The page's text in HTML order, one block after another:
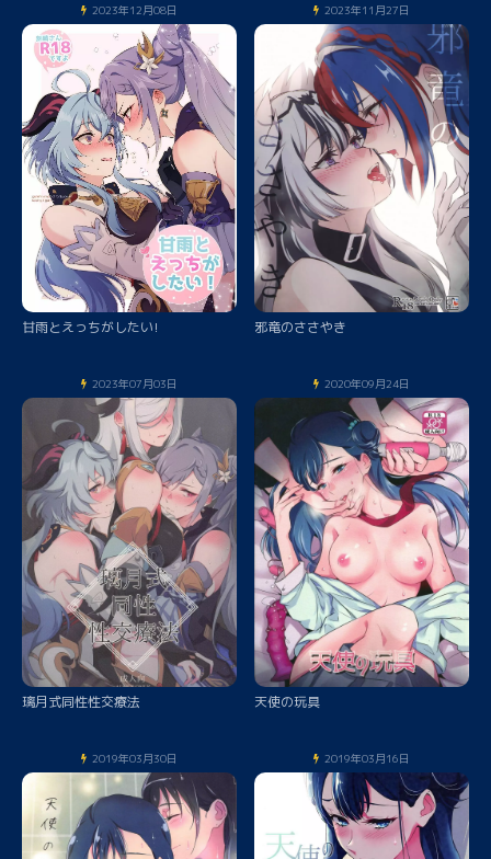
2023年12月08日
甘雨とえっちがしたい!
2023年11月27日
邪竜のささやき
2023年07月03日
璃月式同性性交療法
2020年09月24日
天使の玩具
2019年03月30日 2019年03月16日